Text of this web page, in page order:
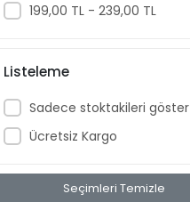
199,00 TL - 239,00 TL
Listeleme
Sadece stoktakileri göster
Ücretsiz Kargo
Seçimleri Temizle